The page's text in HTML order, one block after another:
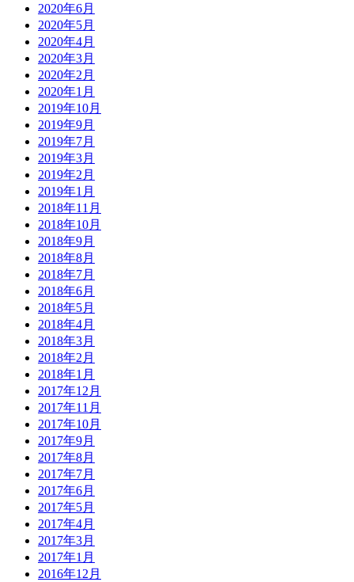
2020年6月
2020年5月
2020年4月
2020年3月
2020年2月
2020年1月
2019年10月
2019年9月
2019年7月
2019年3月
2019年2月
2019年1月
2018年11月
2018年10月
2018年9月
2018年8月
2018年7月
2018年6月
2018年5月
2018年4月
2018年3月
2018年2月
2018年1月
2017年12月
2017年11月
2017年10月
2017年9月
2017年8月
2017年7月
2017年6月
2017年5月
2017年4月
2017年3月
2017年1月
2016年12月